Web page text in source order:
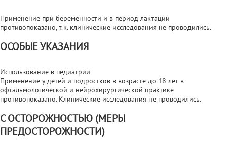
Применение при беременности и в период лактации
противопоказано, т.к. клинические исследования не проводились.
ОСОБЫЕ УКАЗАНИЯ
Использование в педиатрии
Применение у детей и подростков в возрасте до 18 лет в
офтальмологической и нейрохирургической практике
противопоказано. Клинические исследования не проводились.
С ОСТОРОЖНОСТЬЮ (МЕРЫ
ПРЕДОСТОРОЖНОСТИ)